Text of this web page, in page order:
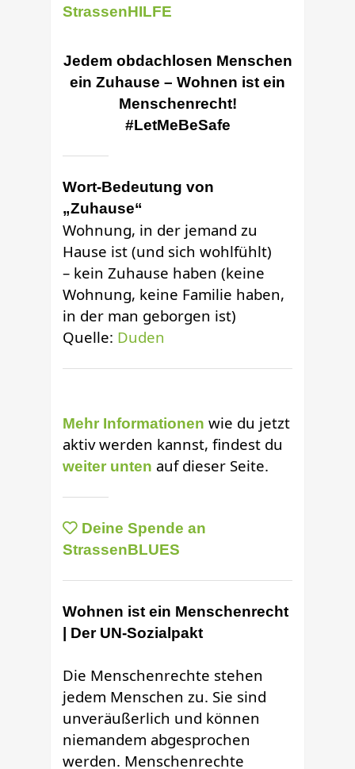
StrassenHILFE
Jedem obdachlosen Menschen
ein Zuhause – Wohnen ist ein
Menschenrecht!
#LetMeBeSafe
Wort-Bedeutung von
„Zuhause“
Wohnung, in der jemand zu
Hause ist (und sich wohlfühlt)
– kein Zuhause haben (keine
Wohnung, keine Familie haben,
in der man geborgen ist)
Quelle: Duden
Mehr Informationen wie du jetzt
aktiv werden kannst, findest du
weiter unten auf dieser Seite.
Deine Spende an
StrassenBLUES
Wohnen ist ein Menschenrecht
| Der UN-Sozialpakt
Die Menschenrechte stehen
jedem Menschen zu. Sie sind
unveräußerlich und können
niemandem abgesprochen
werden. Menschenrechte